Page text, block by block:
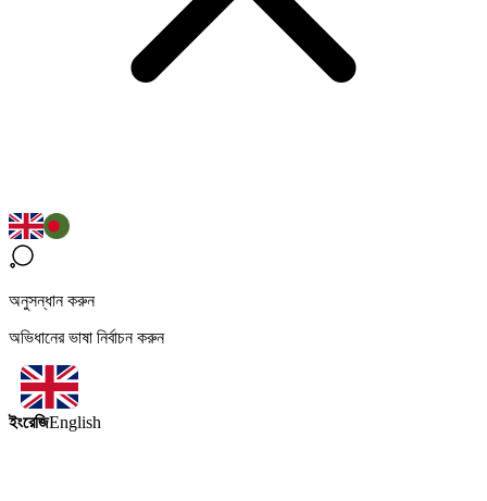
অনুসন্ধান করুন
অভিধানের ভাষা নির্বাচন করুন
ইংরেজিEnglish